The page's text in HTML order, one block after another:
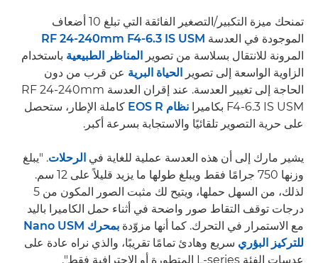
تمنحك ميزة التكبير/التصغير الفائقة التي تبلغ 10 أضعاف
الموجودة في العدسة RF 24-240mm F4-6.3 IS USM
المرونة للانتقال بسلاسة من تصوير
المناظر الطبيعية باستخدام
الزاوية الواسعة إلى تصوير
الحياة البرية عن قرب من دون
الحاجة إلى تغيير العدسة. عند إقران العدسة RF 24-240mm
F4-6.3 IS USM بكاميرا
نظام EOS R
كاملة الإطار، ستحصل
على حرية التصوير تلقائيًا والاستجابة بسرعة أكبر.
يشير مارك إلى أن هذه العدسة عملية للغاية في الرحلات. "يبلغ
وزنها 750 جرامًا فقط ويبلغ طولها ما يزيد قليلاً على 12 سم.
لذلك، من السهل حملها، ويتيح لك مثبت الصور المكون من 5
درجات توقف التقاط صور واضحة في أثناء حمل الكاميرا باليد
مع الاستمرار في التحرك. كما أنها مزوّدة
بمحرك Nano USM
للتركيز البؤري سريع وهادئ تمامًا تقريبًا، والذي نراه عادة على
عدسات الفئة L-series المتطورة أو الاحترافية فقط".